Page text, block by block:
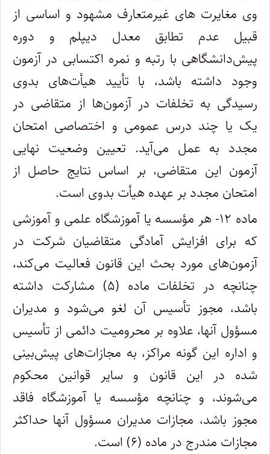
وی مغایرت های غیرمتعارف مشهود و اساسی از
قبیل عدم تطابق معدل دیپلم و دوره
پیش‌دانشگاهی با رتبه و نمره اکتسابی در آزمون
وجود داشته باشد، با تأیید هیأت‌های بدوی
رسیدگی به تخلفات در آزمون‌ها از متقاضی در
یک یا چند درس عمومی و اختصاصی امتحان
مجدد به عمل می‌آید. تعیین وضعیت نهایی
آزمون این متقاضی، بر اساس نتایج حاصل از
امتحان مجدد بر عهده هیأت بدوی است.
ماده ۱۲- هر مؤسسه یا آموزشگاه علمی و آموزشی
که برای افزایش آمادگی متقاضیان شرکت در
آزمون‌های مورد بحث این قانون فعالیت می‌کند،
چنانچه در تخلفات ماده (۵) مشارکت داشته
باشد، مجوز تأسیس آن لغو می‌شود و مدیران
مسؤول آنها، علاوه بر محرومیت دائمی از تأسیس
و اداره این گونه مراکز، به مجازات‌های پیش‌بینی
شده در این قانون و سایر قوانین محکوم
می‌شوند، و چنانچه مؤسسه یا آموزشگاه فاقد
مجوز باشد، مجازات مدیران مسؤول آنها حداکثر
مجازات مندرج در ماده (۶) است.